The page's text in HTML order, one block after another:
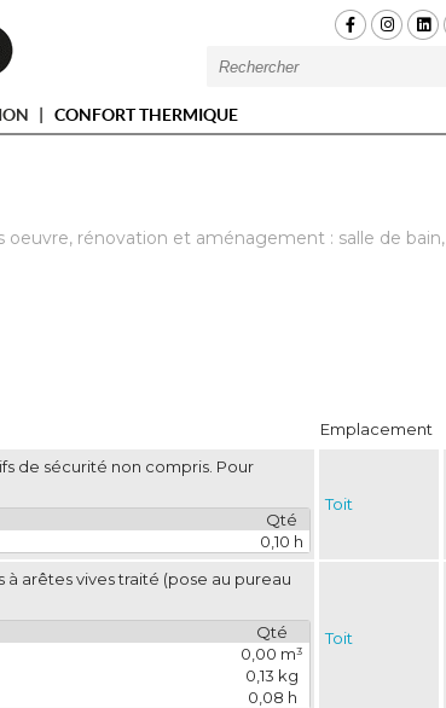
CONFORT THERMIQUE
rénovation et aménagement : salle de bain,
Emplacement
de sécurité non compris. Pour
Qté
0,10 h
Toit
arêtes vives traité (pose au pureau
Qté
0,00 m³
0,13 kg
0,08 h
Toit